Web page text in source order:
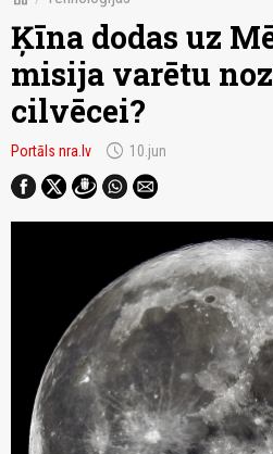
Ķīna dodas uz
misija varētu
cilvēcei?
Portāls nra.lv schedule 10.jun